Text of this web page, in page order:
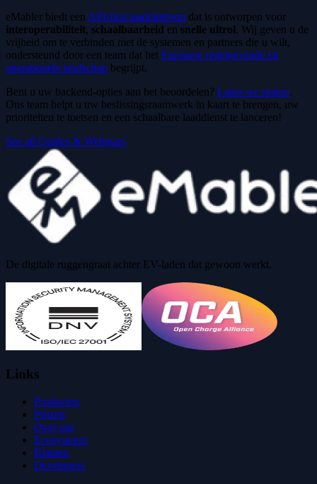
eMabler biedt een API-first laadplatform dat is ontworpen voor
interoperabiliteit, schaalbaarheid en snelle uitrol. Wij geven u de
vrijheid om te verbinden met de systemen en partners die u wilt,
ondersteund door een team dat het Europese regelgevende en
operationele landschap begrijpt.
Bent u uw backend-opties aan het beoordelen? Laten we praten.
Ons team helpt u uw beslissingsraamwerk in kaart te brengen, uw
prioriteiten te toetsen en een schaalbare laaddienst te lanceren!
See all Guides & Webinars
De digitale ruggengraat achter EV-laden dat gewoon werkt.
Links
Producten
Prijzen
Over ons
Ecosysteem
Klanten
Developers